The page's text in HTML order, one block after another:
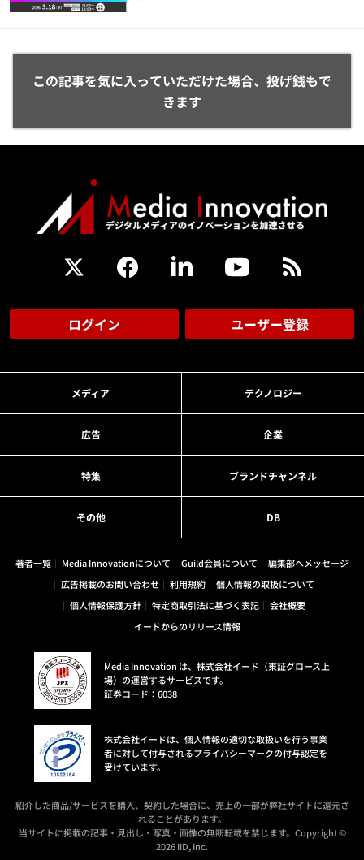
この記事を気に入っていただけた場合、投げ銭もで
きます
ログイン ユーザー登録
メディア テクノロジー
広告 企業
特集 ブランドチャンネル
その他 DB
著者一覧 Media Innovationについて Guild会員について
編集部へメッセージ
広告掲載のお問い合わせ
利用規約
個人情報の取扱について
個人情報保護方針
特定商取引法に基づく表記
会社概要
イードからのリリース情報
Media Innovation は、株式会社イード（東証グロース上
場）の運営するサービスです。
証券コード：6038
株式会社イードは、個人情報の適切な取扱いを行う事業
者に対して付与されるプライバシーマークの付与認定を
受けています。
紹介した商品/サービスを購入、契約した場合に、売上の一部が弊社サイトに還元さ
れることがあります。
当サイトに掲載の記事・見出し・写真・画像の無断転載を禁じます。Copyright ©
2026 IID, Inc.